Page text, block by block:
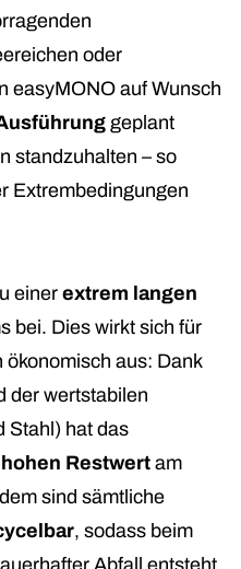
oder
easyMONO auf Wunsch
geplant
standzuhalten – so
Extrembedingungen
einer extrem langen
bei. Dies wirkt sich für
aus: Dank
der wertstabilen
Stahl) hat das
hohen Restwert am
sind sämtliche
, sodass beim
Abfall entsteht.